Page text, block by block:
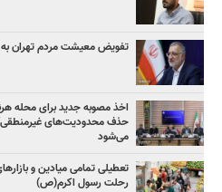
تفویض معیشت مردم تهران
اخذ مصوبه جدید برای محله
حذف محدودیت‌های
می‌شود
تعطیلی تمامی میادین و
رحلت رسول اکرم(ص)